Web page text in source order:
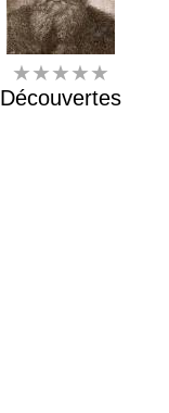
★★★★★
Découvertes